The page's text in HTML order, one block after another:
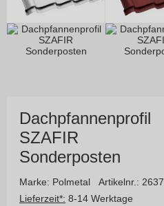
Dachpfannenprofil
SZAFIR
Sonderposten
Marke: Polmetal Artikelnr.: 2637
Lieferzeit*: 8-14 Werktage